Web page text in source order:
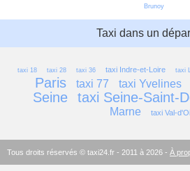
Brunoy
Taxi dans un
taxi 18 taxi 28 taxi 36 taxi Indre-et-Loire taxi
Paris
taxi 77 taxi Yvelines
Seine
taxi Seine-Saint-
Marne
taxi Val-
Tous droits réservés © taxi24.fr - 2011 à 2026 - À